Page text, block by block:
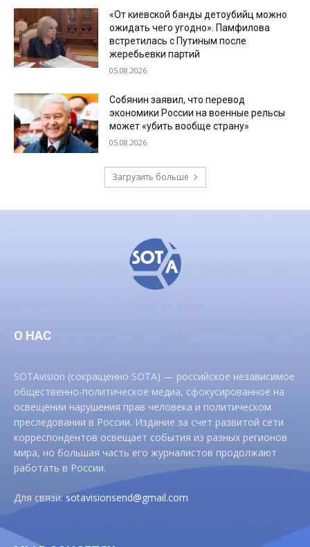
«От киевской банды детоубийц можно
ожидать чего угодно». Памфилова
встретилась с Путиным после
жеребьевки партий
05.08.2026
Собянин заявил, что перевод
экономики России на военные рельсы
может «убить вообще страну»
05.08.2026
Загрузить больше
О НАС
SOTAvision (сокращенно SOTA) — российское независимое
общественно-политическое медиа, сфокусированное на
освещении нарушения прав человека и политическом
преследовании в России. Издание за счет развитой сети
корреспондентов освещает события из разных регионов
мира, но большая часть его журналистов продолжают
работать в России.
Для связи:sotavisionsend@gmail.com